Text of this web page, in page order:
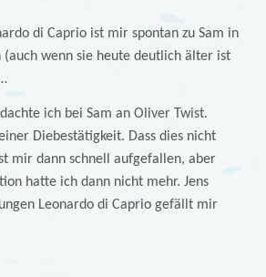
di Caprio ist mir spontan zu Sam in
(auch wenn sie heute deutlich älter ist
ich bei Sam an Oliver Twist.
Diebestätigkeit. Dass dies nicht
mir dann schnell aufgefallen, aber
hatte ich dann nicht mehr. Jens
Leonardo di Caprio gefällt mir